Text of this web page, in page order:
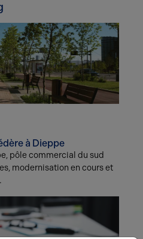
à Dieppe
pôle commercial du sud
modernisation en cours et